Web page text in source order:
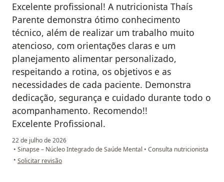
Excelente profissional! A nutricionista Thaís
Parente demonstra ótimo conhecimento
técnico, além de realizar um trabalho muito
atencioso, com orientações claras e um
planejamento alimentar personalizado,
respeitando a rotina, os objetivos e as
necessidades de cada paciente. Demonstra
dedicação, segurança e cuidado durante todo o
acompanhamento. Recomendo!!
Excelente Profissional.
22 de julho de 2026
• Sinapse – Núcleo Integrado de Saúde Mental • Consulta nutricionista
• na opinião do utilizador Luiz Carlos
Solicitar revisão